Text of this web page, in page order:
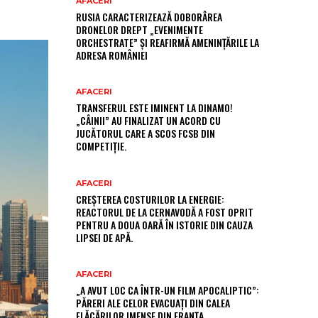
RUSIA CARACTERIZEAZĂ DOBORÂREA
DRONELOR DREPT „EVENIMENTE
ORCHESTRATE” ȘI REAFIRMĂ AMENINȚĂRILE LA
ADRESA ROMÂNIEI
AFACERI
TRANSFERUL ESTE IMINENT LA DINAMO!
„CÂINII” AU FINALIZAT UN ACORD CU
JUCĂTORUL CARE A SCOS FCSB DIN
COMPETIȚIE.
AFACERI
CREȘTEREA COSTURILOR LA ENERGIE:
REACTORUL DE LA CERNAVODĂ A FOST OPRIT
PENTRU A DOUA OARĂ ÎN ISTORIE DIN CAUZA
LIPSEI DE APĂ.
AFACERI
„A AVUT LOC CA ÎNTR-UN FILM APOCALIPTIC”:
PĂRERI ALE CELOR EVACUAȚI DIN CALEA